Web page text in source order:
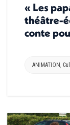
« Les
théâtre-
conte
ANIMATION ,